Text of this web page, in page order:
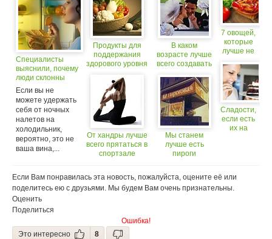
Специалисты
выяснили, почему
люди склонны
есть по ночам
Если вы не
можете удержать
себя от ночных
налетов на
холодильник,
вероятно, это не
ваша вина,...
Продукты для
поддержания
здорового уровня
От хандры лучше
всего прятаться в
спортзале
В каком
возрасте лучше
всего создавать
Мы станем
лучше есть
пироги
7 овощей,
которые
лучше не
сырыми
Сладости,
если есть
их на
Если Вам понравилась эта новость, пожалуйста, оцените её или
поделитесь ею с друзьями. Мы будем Вам очень признательны.
Оценить
Поделиться
Ошибка!
Это интересно
8